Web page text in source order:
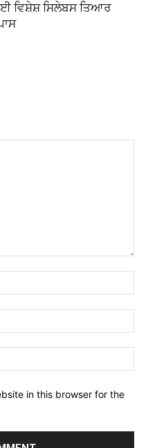
ਵਿਸ਼ੇਸ਼ ਸਿਲੇਬਸ ਤਿਆਰ
in this browser for the